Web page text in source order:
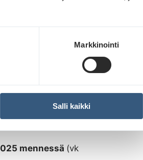
Markkinointi
Salli kaikki
aineiston
mennessä (vk